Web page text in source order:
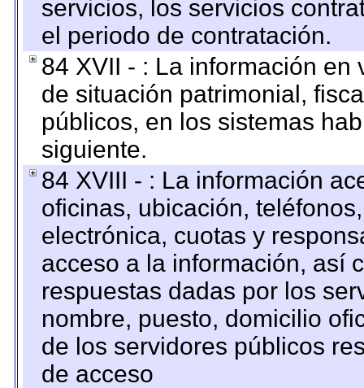
servicios, los servicios
el periodo de contratación.
84 XVII - : La información
de situación patrimonial,
públicos, en los sistemas
siguiente.
84 XVIII - : La información
oficinas, ubicación,
electrónica, cuotas y
acceso a la información, así
respuestas dadas por los
nombre, puesto, domicilio
de los servidores públicos
de acceso